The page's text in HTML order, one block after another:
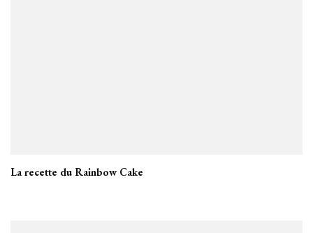
La recette du Rainbow Cake